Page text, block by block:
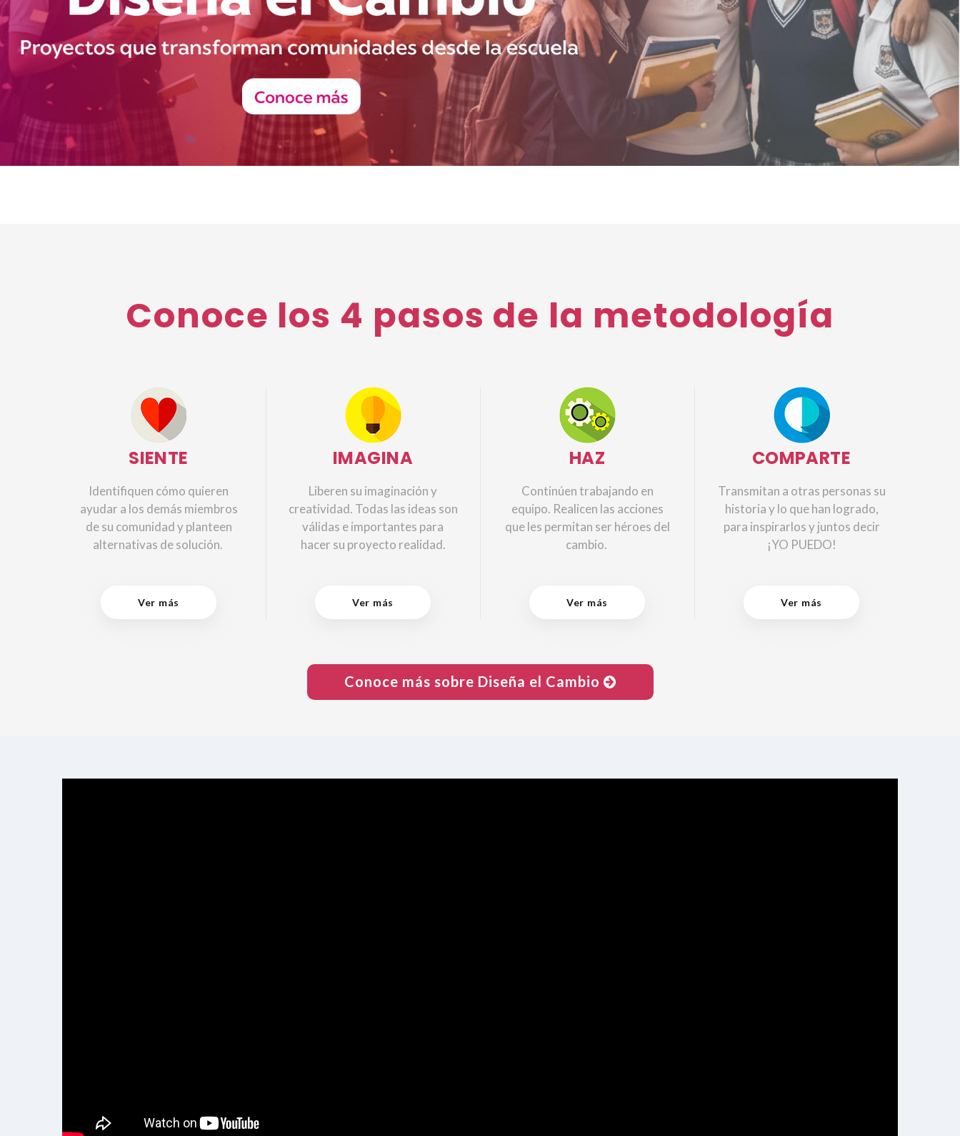
Conoce los 4 pasos de la metodología
SIENTE
Identifiquen cómo quieren
ayudar a los demás miembros
de su comunidad y planteen
alternativas de solución.
Ver más
IMAGINA
Liberen su imaginación y
creatividad. Todas las ideas son
válidas e importantes para
hacer su proyecto realidad.
Ver más
HAZ
Continúen trabajando en
equipo. Realicen las acciones
que les permitan ser héroes del
cambio.
Ver más
COMPARTE
Transmitan a otras personas su
historia y lo que han logrado,
para inspirarlos y juntos decir
¡YO PUEDO!
Ver más
Conoce más sobre Diseña el Cambio